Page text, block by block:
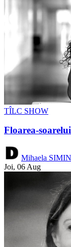
TÎLC SHOW
Floarea-
Mihaela
Joi, 06 Aug